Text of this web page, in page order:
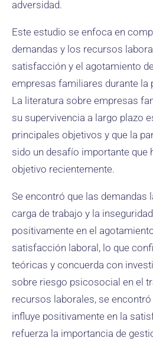
adversidad.
Este estudio se enfoca en
demandas y los recursos
satisfacción y el agotamiento
empresas familiares durante la
La literatura sobre empresas
su supervivencia a largo plazo
principales objetivos y que la
sido un desafío importante que
objetivo recientemente.
Se encontró que las demandas
carga de trabajo y la
positivamente en el
satisfacción laboral, lo que
teóricas y concuerda con
sobre riesgo psicosocial en el
recursos laborales, se encontró
influye positivamente en la
refuerza la importancia de